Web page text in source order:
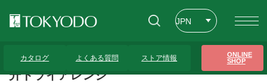
JPN
カタログ よくある質問 ストア情報
ONLINE
SHOP
升ドライアレンジ
升ドライアレンジ